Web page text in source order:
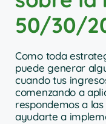
50/30/
Como toda
puede generar
cuando tus
comenzando a
respondemos a
ayudarte a